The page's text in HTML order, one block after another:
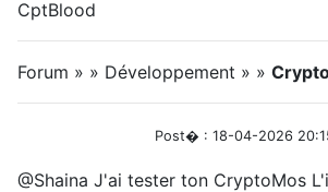
CptBlood
Forum » » Développement » »
Post� : 18-04-2026
@Shaina J'ai tester ton CryptoMos